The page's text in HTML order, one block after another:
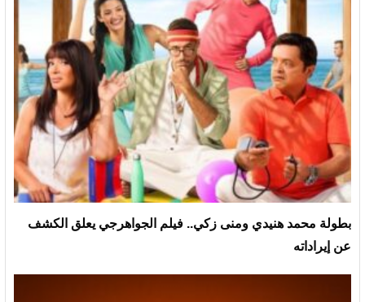
بطولة محمد هنيدي ومنى زكي.. فيلم الجواهرجي يعلق الكشف
عن إيراداته